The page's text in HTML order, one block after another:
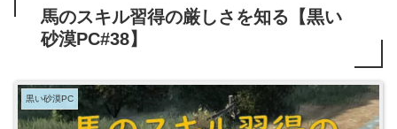
馬のスキル習得の厳しさを知る【黒い
砂漠PC#38】
黒い砂漠PC